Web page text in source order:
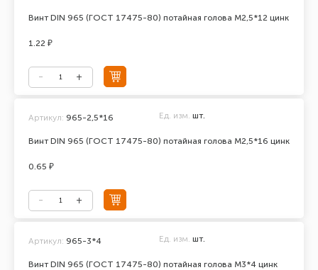
Винт DIN 965 (ГОСТ 17475-80) потайная голова М2,5*12 цинк
1.22 ₽
Винт DIN 965 (ГОСТ 17475-80) потайная голова М2,5*16 цинк
Артикул: 965-2,5*16 Ед. изм. шт.
0.65 ₽
Винт DIN 965 (ГОСТ 17475-80) потайная голова М3*4 цинк
Артикул: 965-3*4 Ед. изм. шт.